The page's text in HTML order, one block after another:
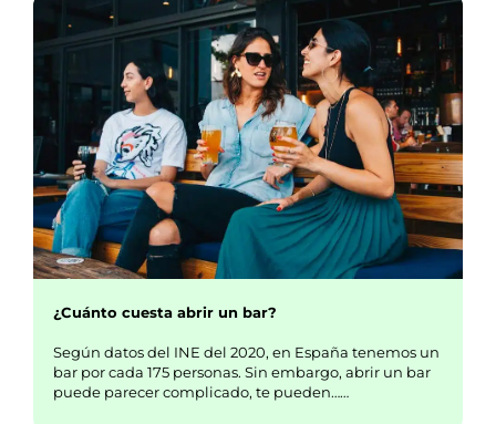
¿Cuánto cuesta abrir un bar?
Según datos del INE del 2020, en España tenemos un
bar por cada 175 personas. Sin embargo, abrir un bar
puede parecer complicado, te pueden……